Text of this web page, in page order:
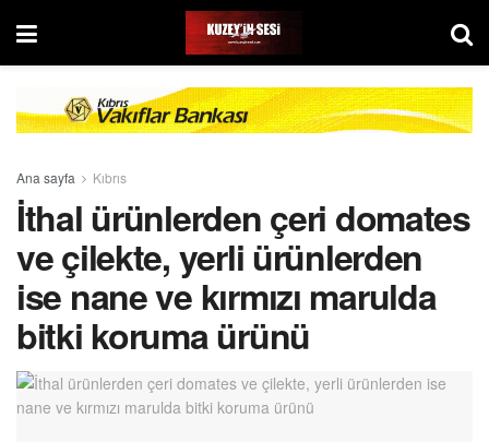
Ana sayfa Kıbrıs
İthal ürünlerden çeri domates
ve çilekte, yerli ürünlerden
ise nane ve kırmızı marulda
bitki koruma ürünü